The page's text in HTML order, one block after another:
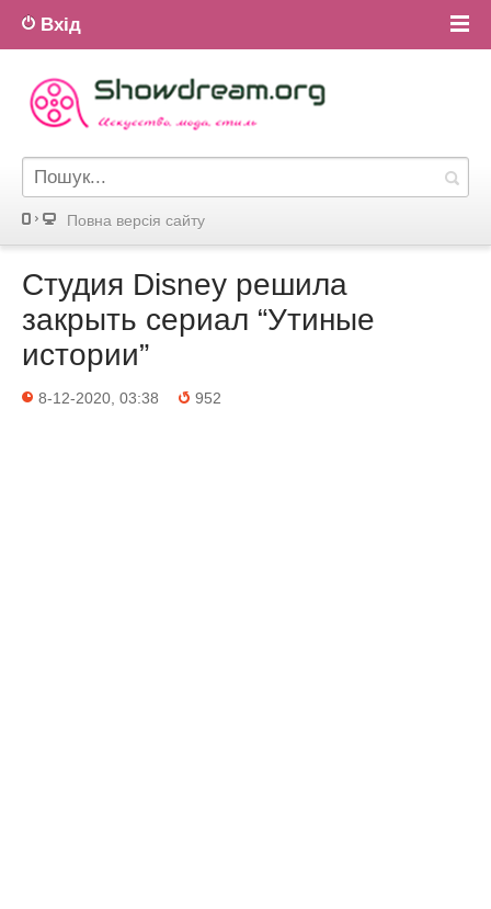
Вхід
Повна версiя сайту
Студия Disney решила
закрыть сериал “Утиные
истории”
8-12-2020, 03:38 952